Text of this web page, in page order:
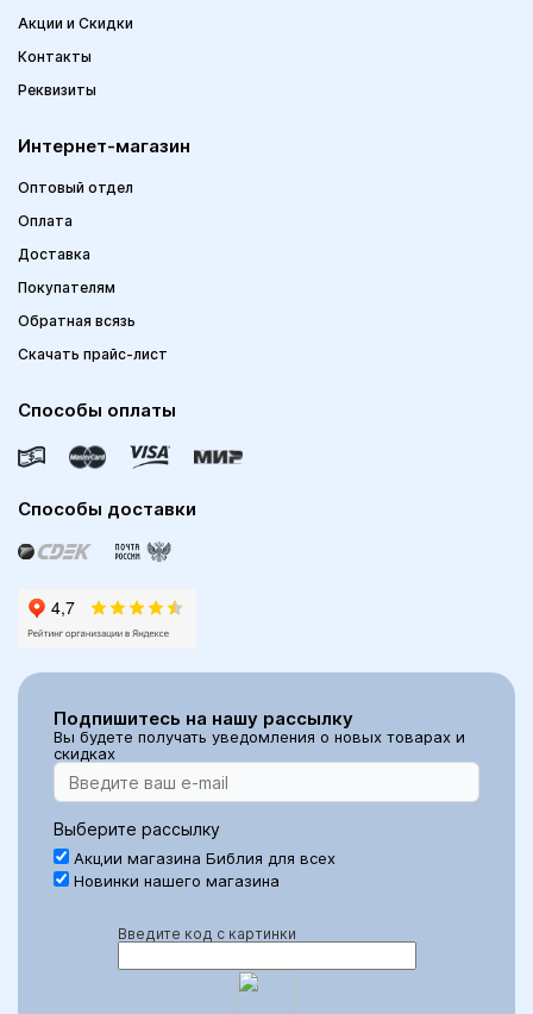
Акции и Скидки
Контакты
Реквизиты
Интернет-магазин
Оптовый отдел
Оплата
Доставка
Покупателям
Обратная всязь
Скачать прайс-лист
Способы оплаты
Способы доставки
Подпишитесь на нашу рассылку
Вы будете получать уведомления о новых товарах и
скидках
Выберите рассылку
Акции магазина Библия для всех
Новинки нашего магазина
Введите код с картинки